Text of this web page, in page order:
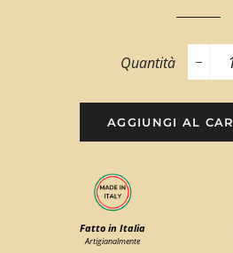
Quantità
−
AGGIUNGI AL
Fatto in Italia
Artigianalmente